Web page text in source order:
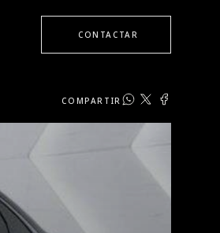
CONTACTAR
COMPARTIR